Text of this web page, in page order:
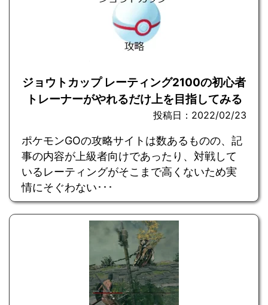
ジョウトカップ レーティング2100の初心者
トレーナーがやれるだけ上を目指してみる
投稿日：2022/02/23
ポケモンGOの攻略サイトは数あるものの、記
事の内容が上級者向けであったり、対戦して
いるレーティングがそこまで高くないため実
情にそぐわない･･･